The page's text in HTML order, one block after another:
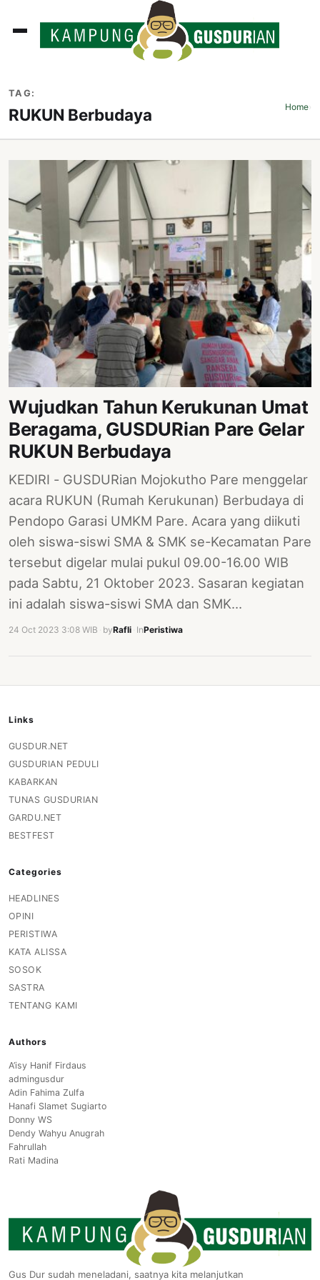
TAG:
RUKUN Berbudaya Home›
Wujudkan Tahun Kerukunan Umat
Beragama, GUSDURian Pare Gelar
RUKUN Berbudaya
KEDIRI - GUSDURian Mojokutho Pare menggelar
acara RUKUN (Rumah Kerukunan) Berbudaya di
Pendopo Garasi UMKM Pare. Acara yang diikuti
oleh siswa-siswi SMA & SMK se-Kecamatan Pare
tersebut digelar mulai pukul 09.00-16.00 WIB
pada Sabtu, 21 Oktober 2023. Sasaran kegiatan
ini adalah siswa-siswi SMA dan SMK…
24 Oct 2023 3:08 WIB byRafli InPeristiwa
Links
GUSDUR.NET
GUSDURIAN PEDULI
KABARKAN
TUNAS GUSDURIAN
GARDU.NET
BESTFEST
Categories
HEADLINES
OPINI
PERISTIWA
KATA ALISSA
SOSOK
SASTRA
TENTANG KAMI
Authors
A’isy Hanif Firdaus
admingusdur
Adin Fahima Zulfa
Hanafi Slamet Sugiarto
Donny WS
Dendy Wahyu Anugrah
Fahrullah
Rati Madina
Gus Dur sudah meneladani, saatnya kita melanjutkan